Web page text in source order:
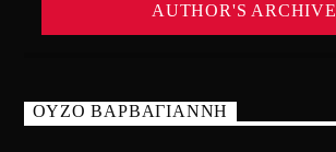
AUTHOR'S ARCHIVE
ΟΥΖΟ ΒΑΡΒΑΓΙΑΝΝΗ